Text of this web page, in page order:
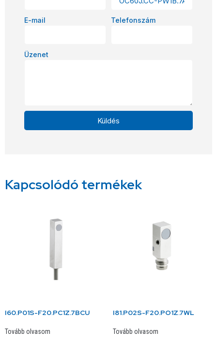
E-mail Telefonszám
Üzenet
Küldés
Kapcsolódó termékek
I60.P01S-F20.PC1Z.7BCU
Tovább olvasom
I81.P02S-F20.PO1Z.7WL
Tovább olvasom